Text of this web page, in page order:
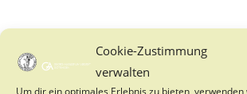
Cookie-Zustimmung
verwalten
Um dir ein optimales Erlebnis zu bieten,
Baden-Württemberg